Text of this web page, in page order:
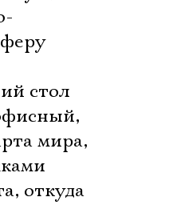
стол
мира,
откуда